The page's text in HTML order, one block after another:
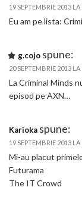
19 SEPTEMBRIE 2013
Eu am pe lista:
g.cojo spune:
20 SEPTEMBRIE 2013
La Criminal Minds
episod pe AXN…
Karioka spune:
19 SEPTEMBRIE 2013
Mi-au placut
Futurama
The IT Crowd